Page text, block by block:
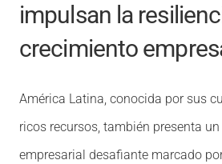
impulsan la
crecimiento
América Latina, conocida por sus
ricos recursos, también presenta
empresarial desafiante marcado